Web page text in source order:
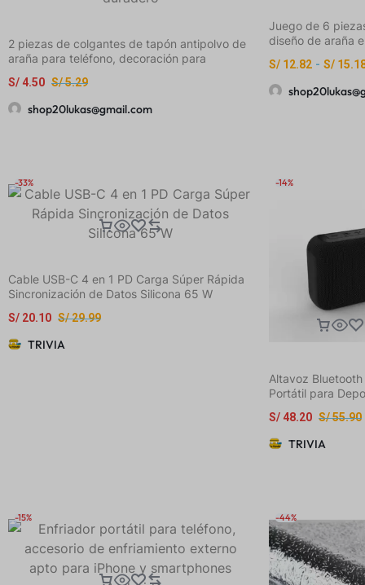
2 piezas de colgantes de tapón antipolvo de
araña para teléfono, decoración para
adecuado para teléfonos móviles,
mantenimiento, reparación, tapón antipolvo,
pequeño regalo exquisito, accesorios para
S/5.29
S/ 4.50
shop20lukas@gmail.com
Juego de 6
diseño de araña
celular, cubierta
cargador,
correa de
Max/11/12/13/
parejas, hijas y
S/ 12.82 - S/
-33%
Cable USB-C 4 en 1 PD Carga Súper Rápida
Sincronización de Datos Silicona 65 W
S/29.99
S/ 20.10
TRIVIA
-14%
Altavoz
Portátil para
S/55.90
S/ 48.20
TRIVIA
-15% -44%